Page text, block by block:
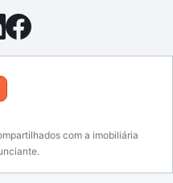
com a imobiliária